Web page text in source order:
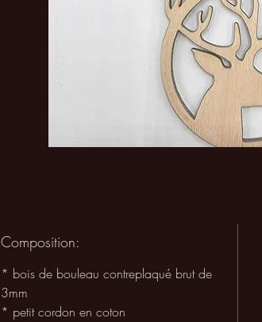
Composition:
* bois de bouleau contreplaqué brut de
3mm
* petit cordon en coton